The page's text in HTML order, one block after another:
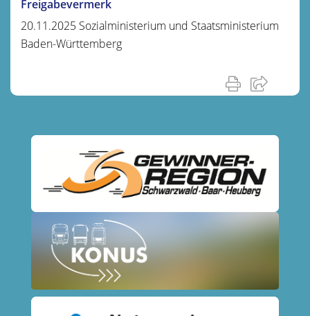
Freigabevermerk
20.11.2025 Sozialministerium und Staatsministerium
Baden-Württemberg